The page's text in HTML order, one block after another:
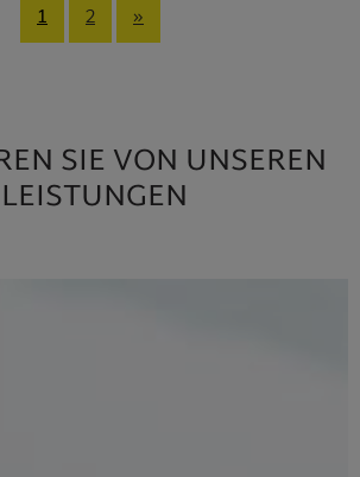
1 2 »
SIE VON UNSEREN
LEISTUNGEN